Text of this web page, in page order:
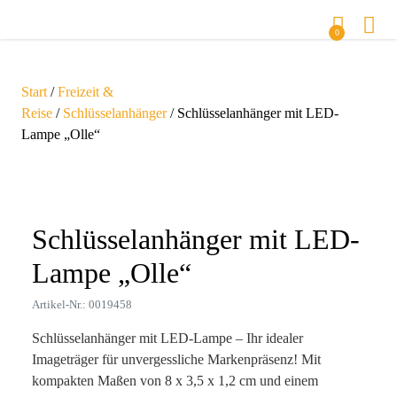
0
Start /Freizeit &
Reise / Schlüsselanhänger/ Schlüsselanhänger mit LED-
Lampe „Olle“
Schlüsselanhänger mit LED-
Lampe „Olle“
Artikel-Nr.: 0019458
Schlüsselanhänger mit LED-Lampe – Ihr idealer
Imageträger für unvergessliche Markenpräsenz! Mit
kompakten Maßen von 8 x 3,5 x 1,2 cm und einem